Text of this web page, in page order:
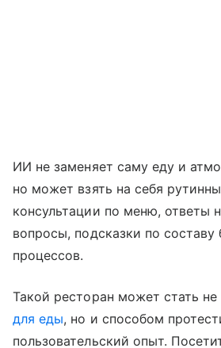
ИИ не заменяет саму еду и
но может взять на себя
консультации по меню, ответы
вопросы, подсказки по
процессов.
Такой ресторан может стать
для еды, но и способом
пользовательский опыт.